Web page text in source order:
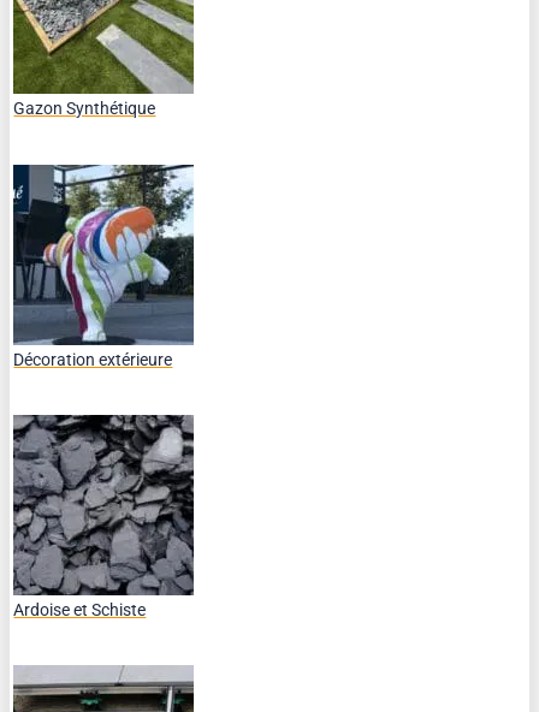
Gazon Synthétique
Décoration extérieure
Ardoise et Schiste